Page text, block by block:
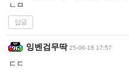
ㄴㅁ
답글
잉벤검무딱 25-06-18 17:57
ㄷㄷ